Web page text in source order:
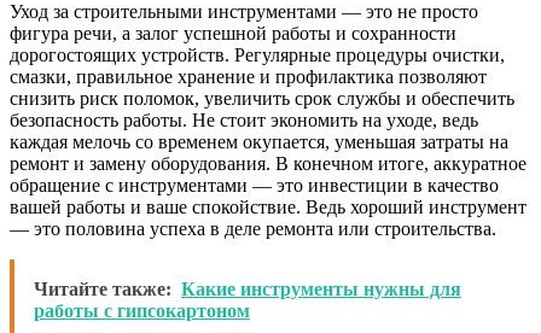
Уход за строительными инструментами — это не просто
фигура речи, а залог успешной работы и сохранности
дорогостоящих устройств. Регулярные процедуры очистки,
смазки, правильное хранение и профилактика позволяют
снизить риск поломок, увеличить срок службы и обеспечить
безопасность работы. Не стоит экономить на уходе, ведь
каждая мелочь со временем окупается, уменьшая затраты на
ремонт и замену оборудования. В конечном итоге, аккуратное
обращение с инструментами — это инвестиции в качество
вашей работы и ваше спокойствие. Ведь хороший инструмент
— это половина успеха в деле ремонта или строительства.
Читайте также: Какие инструменты нужны для
работы с гипсокартоном